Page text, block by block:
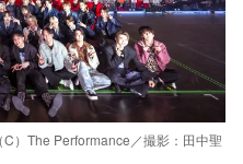
）The Performance／撮影：田中聖